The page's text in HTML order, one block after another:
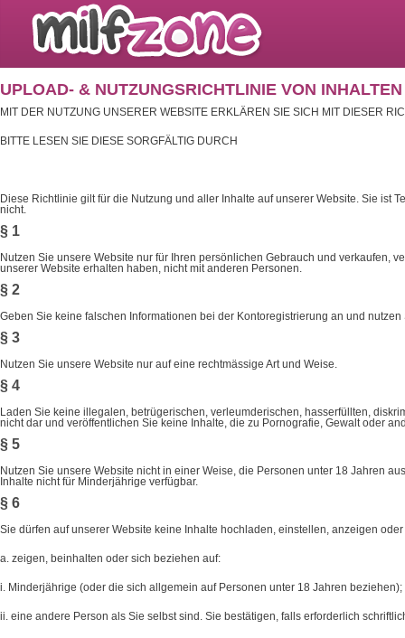
UPLOAD- & NUTZUNGSRICHTLINIE VON
MIT DER NUTZUNG UNSERER WEBSITE ERKLÄREN SIE SICH MIT DIESER
BITTE LESEN SIE DIESE SORGFÄLTIG DURCH
Diese Richtlinie gilt für die Nutzung und aller Inhalte auf unserer Website. Sie ist
nicht.
§ 1
Nutzen Sie unsere Website nur für Ihren persönlichen Gebrauch und verkaufen,
unserer Website erhalten haben, nicht mit anderen Personen.
§ 2
Geben Sie keine falschen Informationen bei der Kontoregistrierung an und
§ 3
Nutzen Sie unsere Website nur auf eine rechtmässige Art und Weise.
§ 4
Laden Sie keine illegalen, betrügerischen, verleumderischen, hasserfüllten,
nicht dar und veröffentlichen Sie keine Inhalte, die zu Pornografie, Gewalt oder
§ 5
Nutzen Sie unsere Website nicht in einer Weise, die Personen unter 18 Jahren
Inhalte nicht für Minderjährige verfügbar.
§ 6
Sie dürfen auf unserer Website keine Inhalte hochladen, einstellen, anzeigen
a. zeigen, beinhalten oder sich beziehen auf:
i. Minderjährige (oder die sich allgemein auf Personen unter 18 Jahren beziehen);
ii. eine andere Person als Sie selbst sind. Sie bestätigen, falls erforderlich